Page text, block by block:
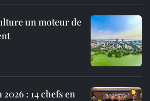
un moteur de
: 14 chefs en